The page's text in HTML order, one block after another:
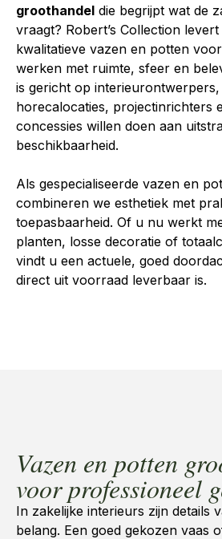
groothandel die begrijpt wat de
vraagt? Robert’s Collection
kwalitatieve vazen en potten
werken met ruimte, sfeer en
is gericht op
horecalocaties, projectinrichters
concessies willen doen aan
beschikbaarheid.
Als gespecialiseerde vazen en
combineren we esthetiek met
toepasbaarheid. Of u nu werkt
planten, losse decoratie of
vindt u een actuele, goed
direct uit voorraad leverbaar is.
Vazen en potten
voor professioneel
In zakelijke interieurs zijn details
belang. Een goed gekozen vaas